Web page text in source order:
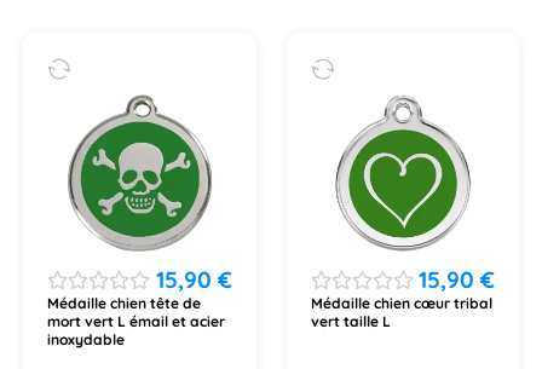
15,90 €
Médaille chien tête de
mort vert L émail et acier
inoxydable
15,90€
Médaille chien cœur tribal
vert taille L